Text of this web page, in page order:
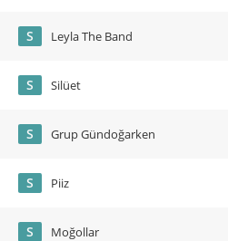
S Leyla The Band
S Silüet
S Grup Gündoğarken
S Piiz
S Moğollar